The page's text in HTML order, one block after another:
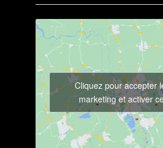
Cliquez pour accepter
marketing et activer